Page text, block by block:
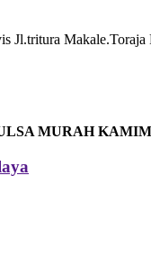
Jl.tritura
MURAH